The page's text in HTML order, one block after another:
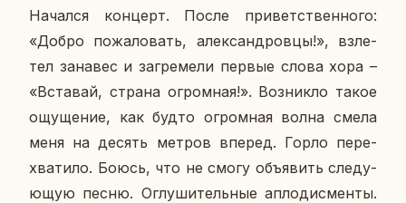
На­чал­ся кон­церт. После при­вет­ствен­но­го:
«Добро по­жа­ло­вать, алек­сан­дров­цы!», взле­
тел за­на­вес и за­гре­ме­ли первые слова хора –
«Вста­вай, страна огром­ная!». Воз­ник­ло такое
ощу­ще­ние, как будто огром­ная волна смела
меня на десять метров вперед. Горло пе­ре­
хва­ти­ло. Боюсь, что не смогу объ­явить сле­ду­
ю­щую песню. Оглу­ши­тель­ные ап­ло­дис­мен­ты.